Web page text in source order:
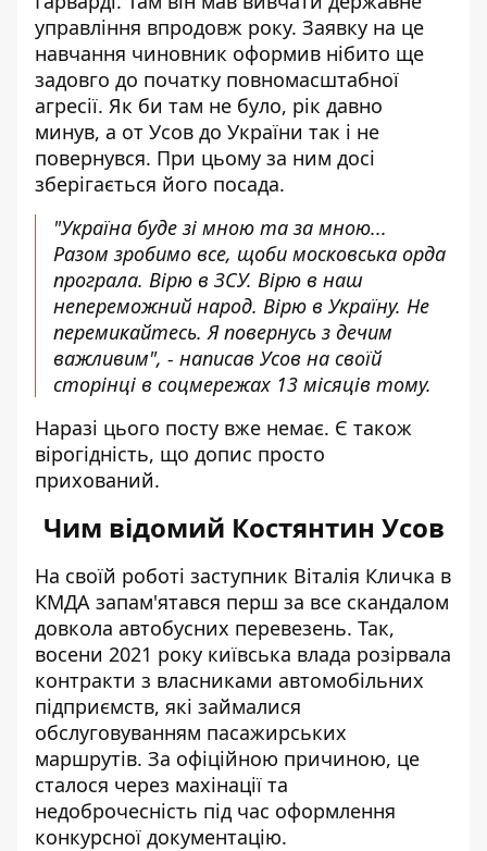
управління впродовж року. Заявку на це
навчання чиновник оформив нібито ще
задовго до початку повномасштабної
агресії. Як би там не було, рік давно
минув, а от Усов до України так і не
повернувся. При цьому за ним досі
зберігається його посада.
"Україна буде зі мною та за мною...
Разом зробимо все, щоби московська орда
програла. Вірю в ЗСУ. Вірю в наш
непереможний народ. Вірю в Україну. Не
перемикайтесь. Я повернусь з дечим
важливим", - написав Усов на своїй
сторінці в соцмережах 13 місяців тому.
Наразі цього посту вже немає. Є також
вірогідність, що допис просто
прихований.
Чим відомий Костянтин Усов
На своїй роботі заступник Віталія Кличка в
КМДА запам'ятався перш за все скандалом
довкола автобусних перевезень. Так,
восени 2021 року київська влада розірвала
контракти з власниками автомобільних
підприємств, які займалися
обслуговуванням пасажирських
маршрутів. За офіційною причиною, це
сталося через махінації та
недоброчесність під час оформлення
конкурсної документацію.